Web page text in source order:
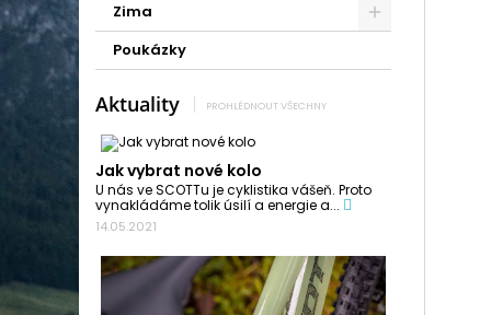
Zima
Poukázky
Aktuality PROHLÉDNOUT VŠECHNY
Jak vybrat nové kolo
U nás ve SCOTTu je cyklistika vášeň. Proto
vynakládáme tolik úsilí a energie a...
14.05.2021